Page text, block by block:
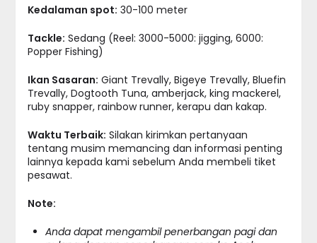
Kedalaman spot: 30-100 meter
Tackle: Sedang (Reel: 3000-5000: jigging, 6000:
Popper Fishing)
Ikan Sasaran: Giant Trevally, Bigeye Trevally, Bluefin
Trevally, Dogtooth Tuna, amberjack, king mackerel,
ruby snapper, rainbow runner, kerapu dan kakap.
Waktu Terbaik: Silakan kirimkan pertanyaan
tentang musim memancing dan informasi penting
lainnya kepada kami sebelum Anda membeli tiket
pesawat.
Note:
Anda dapat mengambil penerbangan pagi dan